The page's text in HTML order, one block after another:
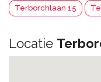
Terborchlaan 15
Locatie